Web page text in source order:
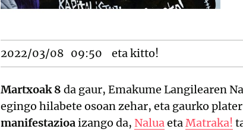
2022/03/08 09:50 eta kitto!
Martxoak 8 da gaur, Emakume Langilearen
egingo hilabete osoan zehar, eta gaurko
manifestazioaizango da, NaluaetaMatraka!